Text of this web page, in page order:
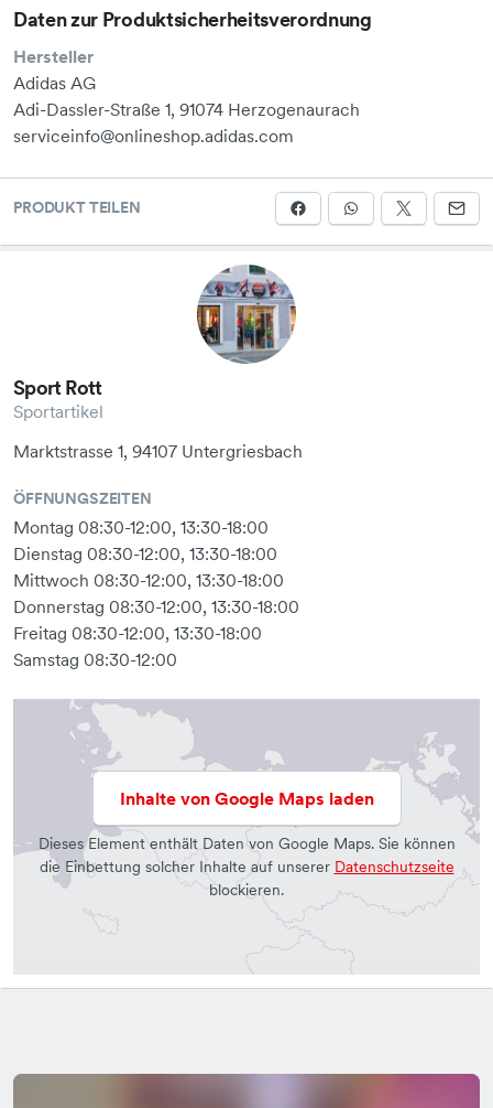
Daten zur Produktsicherheitsverordnung
Hersteller
Adidas AG
Adi-Dassler-Straße 1, 91074 Herzogenaurach
serviceinfo@onlineshop.adidas.com
PRODUKT TEILEN
Sport Rott
Sportartikel
Marktstrasse 1, 94107 Untergriesbach
ÖFFNUNGSZEITEN
Montag 08:30-12:00, 13:30-18:00
Dienstag 08:30-12:00, 13:30-18:00
Mittwoch 08:30-12:00, 13:30-18:00
Donnerstag 08:30-12:00, 13:30-18:00
Freitag 08:30-12:00, 13:30-18:00
Samstag 08:30-12:00
Inhalte von Google Maps laden
Dieses Element enthält Daten von Google Maps. Sie können
die Einbettung solcher Inhalte auf unserer Datenschutzseite
blockieren.